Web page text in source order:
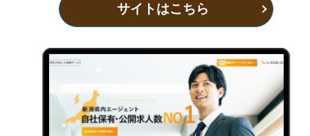
サイトはこちら